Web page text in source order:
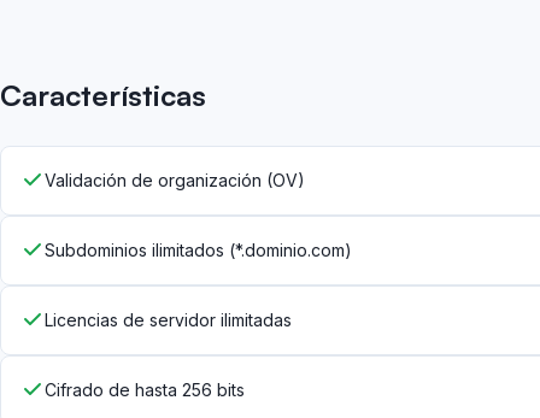
Características
Validación de organización (OV)
Subdominios ilimitados (*.dominio.com)
Licencias de servidor ilimitadas
Cifrado de hasta 256 bits